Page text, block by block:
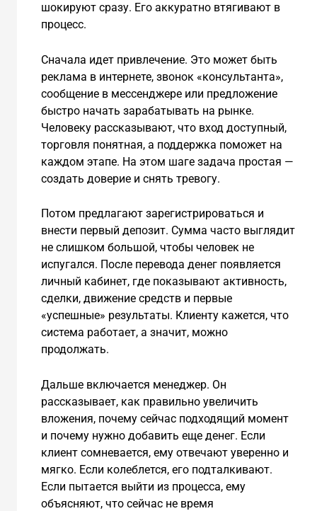
шокируют сразу. Его аккуратно втягивают в
процесс.
Сначала идет привлечение. Это может быть
реклама в интернете, звонок «консультанта»,
сообщение в мессенджере или предложение
быстро начать зарабатывать на рынке.
Человеку рассказывают, что вход доступный,
торговля понятная, а поддержка поможет на
каждом этапе. На этом шаге задача простая —
создать доверие и снять тревогу.
Потом предлагают зарегистрироваться и
внести первый депозит. Сумма часто выглядит
не слишком большой, чтобы человек не
испугался. После перевода денег появляется
личный кабинет, где показывают активность,
сделки, движение средств и первые
«успешные» результаты. Клиенту кажется, что
система работает, а значит, можно
продолжать.
Дальше включается менеджер. Он
рассказывает, как правильно увеличить
вложения, почему сейчас подходящий момент
и почему нужно добавить еще денег. Если
клиент сомневается, ему отвечают уверенно и
мягко. Если колеблется, его подталкивают.
Если пытается выйти из процесса, ему
объясняют, что сейчас не время